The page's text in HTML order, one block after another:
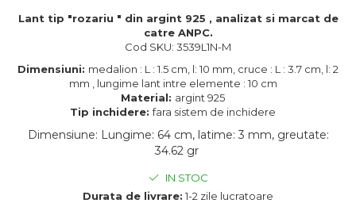
Lant tip "rozariu " din argint 925 , analizat si marcat de
catre ANPC.
Cod SKU: 3539L1N-M
Dimensiuni: medalion : L : 1.5 cm, l: 10 mm, cruce : L : 3.7 cm, l: 2
mm , lungime lant intre elemente : 10 cm
Material: argint 925
Tip inchidere:fara sistem de inchidere
Dimensiune: Lungime: 64 cm, latime: 3 mm, greutate:
34.62 gr
IN STOC
Durata de livrare: 1-2 zile lucratoare